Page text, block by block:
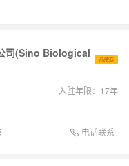
司(Sino Biological
品牌商
入驻年限： 17年
电话联系